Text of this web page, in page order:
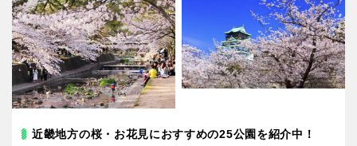
近畿地方の桜・お花見におすすめの25公園を紹介中！